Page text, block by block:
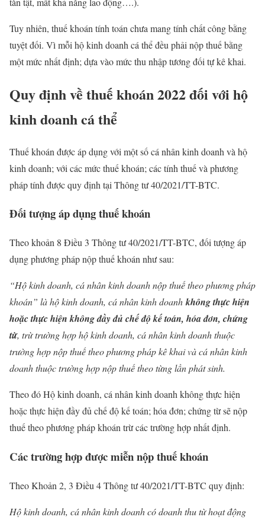
Tuy nhiên, thuế khoán tính toán chưa mang tính chất công bằng
tuyệt đối. Vì mỗi hộ kinh doanh cá thể đều phải nộp thuế bằng
một mức nhất định; dựa vào mức thu nhập tương đối tự kê khai.
Quy định về thuế khoán 2022 đối với hộ
kinh doanh cá thể
Thuế khoán được áp dụng với một số cá nhân kinh doanh và hộ
kinh doanh; với các mức thuế khoán; các tính thuế và phương
pháp tính được quy định tại Thông tư 40/2021/TT-BTC.
Đối tượng áp dụng thuế khoán
Theo khoản 8 Điều 3 Thông tư 40/2021/TT-BTC, đối tượng áp
dụng phương pháp nộp thuế khoán như sau:
“Hộ kinh doanh, cá nhân kinh doanh nộp thuế theo phương pháp
khoán” là hộ kinh doanh, cá nhân kinh doanh không thực hiện
hoặc thực hiện không đầy đủ chế độ kế toán, hóa đơn, chứng
từ, trừ trường hợp hộ kinh doanh, cá nhân kinh doanh thuộc
trường hợp nộp thuế theo phương pháp kê khai và cá nhân kinh
doanh thuộc trường hợp nộp thuế theo từng lần phát sinh.
Theo đó Hộ kinh doanh, cá nhân kinh doanh không thực hiện
hoặc thực hiện đầy đủ chế độ kế toán; hóa đơn; chứng từ sẽ nộp
thuế theo phương pháp khoán trừ các trường hợp nhất định.
Các trường hợp được miễn nộp thuế khoán
Theo Khoản 2, 3 Điều 4 Thông tư 40/2021/TT-BTC quy định:
Hộ kinh doanh, cá nhân kinh doanh có doanh thu từ hoạt động